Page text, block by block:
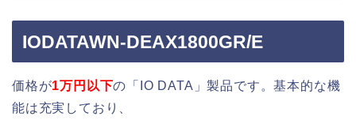
IODATAWN-DEAX1800GR/E
価格が1万円以下の「IO DATA」製品です。基本的な機
能は充実しており、